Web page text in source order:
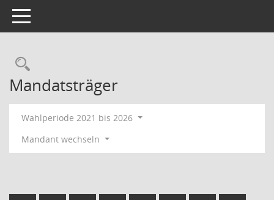
Toggle navigation
Rechercheauswahl
Mandatsträger
Wahlperiode 2021 bis 2026
Mandant wechseln